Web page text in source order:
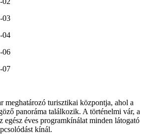
meghatározó turisztikai központja, ahol a
panoráma találkozik. A történelmi vár, a
egész éves programkínálat minden látogató
kínál.